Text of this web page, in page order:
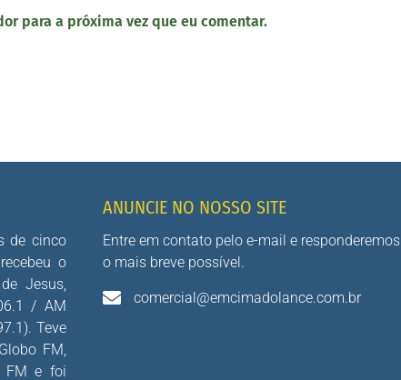
para a próxima vez que eu comentar.
de cinco
o
Jesus,
/ AM
Teve
FM,
FM e foi
ANUNCIE NO NOSSO SITE
Entre em contato pelo e-mail e responderemos
o mais breve possível.
comercial@emcimadolance.com.br